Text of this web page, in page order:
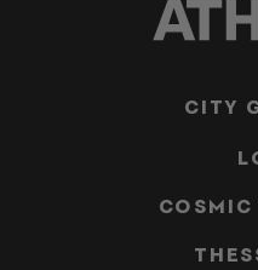
CITY
COSMIC